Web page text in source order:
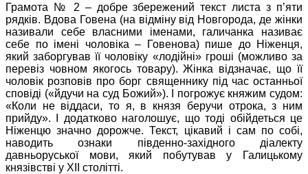
Грамота № 2 – добре збережений текст листа з п’яти
рядків. Вдова Говена (на відміну від Новгорода, де жінки
називали себе власними іменами, галичанка називає
себе по імені чоловіка – Говенова) пише до Ніженця,
який заборгував її чоловіку «лодійні» гроші (можливо за
перевіз човном якогось товару). Жінка відзначає, що її
чоловік розповів про борг священнику під час останньої
сповіді («йдучи на суд Божий»). І погрожує княжим судом:
«Коли не віддаси, то я, в князя беручи отрока, з ним
прийду». І додатково наголошує, що тоді обійдеться це
Ніженцю значно дорожче. Текст, цікавий і сам по собі,
наводить ознаки південно-західного діалекту
давньоруської мови, який побутував у Галицькому
князівстві у ХІІ столітті.